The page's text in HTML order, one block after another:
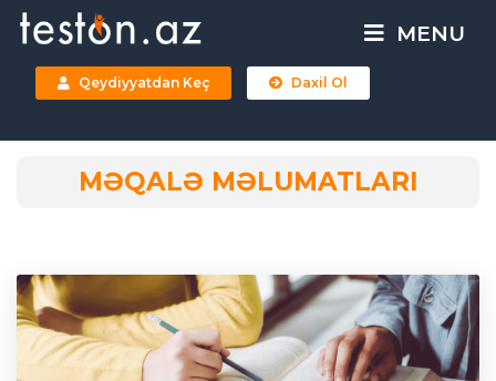
MENU
Qeydiyyatdan Keç Daxil Ol
MƏQALƏ MƏLUMATLARI